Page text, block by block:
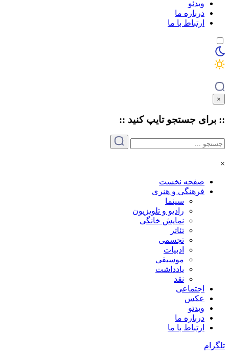
ویدئو
درباره ما
ارتباط با ما
×
:: برای جستجو تایپکنید ::
×
صفحه نخست
فرهنگی و هنری
سینما
رادیو و تلویزیون
نمایش خانگی
تئاتر
تجسمی
ادبیات
موسیقی
یادداشت
نقد
اجتماعی
عکس
ویدئو
درباره ما
ارتباط با ما
تلگرام